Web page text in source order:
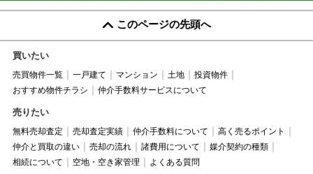
このページの先頭へ
買いたい
売買物件一覧 一戸建て マンション 土地
投資物件
おすすめ物件チラシ
仲介手数料サービスについて
売りたい
無料売却査定 売却査定実績 仲介手数料について
高く売るポイント
仲介と買取の違い
売却の流れ 諸費用について
媒介契約の種類
相続について
空地・空き家管理 よくある質問